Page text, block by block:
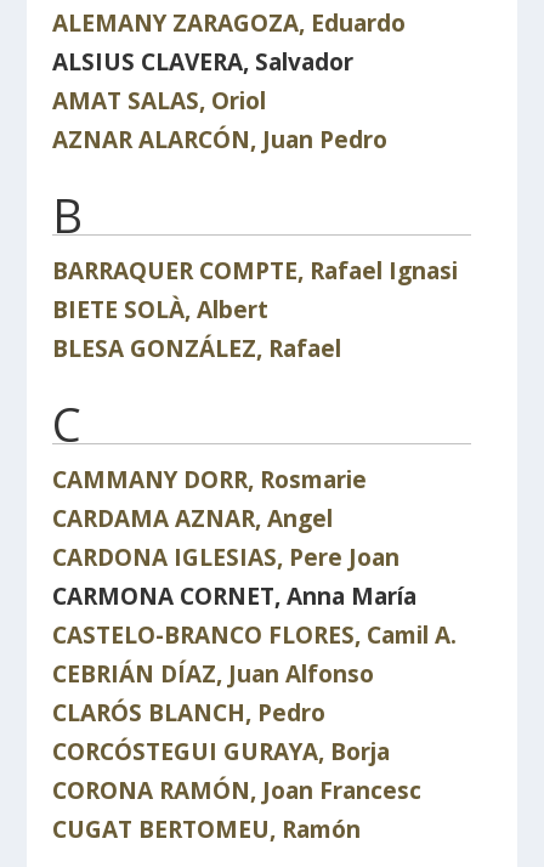
ALEMANY ZARAGOZA, Eduardo
ALSIUS CLAVERA, Salvador
AMAT SALAS, Oriol
AZNAR ALARCÓN, Juan Pedro
B
BARRAQUER COMPTE, Rafael Ignasi
BIETE SOLÀ, Albert
BLESA GONZÁLEZ, Rafael
C
CAMMANY DORR, Rosmarie
CARDAMA AZNAR, Angel
CARDONA IGLESIAS, Pere Joan
CARMONA CORNET, Anna María
CASTELO-BRANCO FLORES, Camil A.
CEBRIÁN DÍAZ, Juan Alfonso
CLARÓS BLANCH, Pedro
CORCÓSTEGUI GURAYA, Borja
CORONA RAMÓN, Joan Francesc
CUGAT BERTOMEU, Ramón